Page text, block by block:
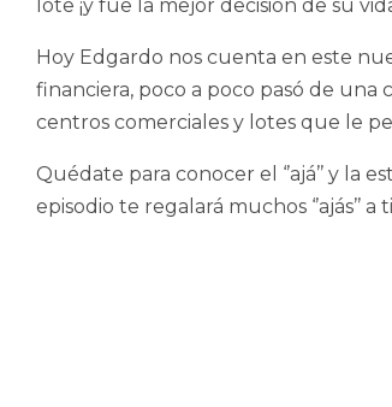
lote ¡y fue la mejor decisión de su
Hoy Edgardo nos cuenta en este
financiera, poco a poco pasó de
centros comerciales y lotes que le
Quédate para conocer el ‘’ajá’’ y
episodio te regalará muchos ‘’ajás’’